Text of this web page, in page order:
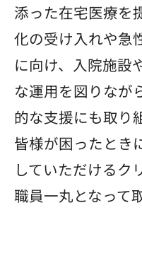
添った在宅医療を
化の受け入れや急
に向け、入院施設
な運用を図りなが
的な支援にも取り
皆様が困ったとき
していただけるク
職員一丸となって